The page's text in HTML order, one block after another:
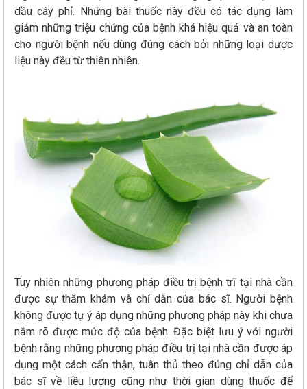
dầu cây phỉ. Những bài thuốc này đều có tác dụng làm
giảm những triệu chứng của bệnh khá hiệu quả và an toàn
cho người bệnh nếu dùng đúng cách bởi những loại dược
liệu này đều từ thiên nhiên.
Tuy nhiên những phương pháp điều trị bệnh trĩ tại nhà cần
được sự thăm khám và chỉ dẫn của bác sĩ. Người bệnh
không được tự ý áp dụng những phương pháp này khi chưa
nắm rõ được mức độ của bệnh. Đặc biệt lưu ý với người
bệnh rằng những phương pháp điều trị tại nhà cần được áp
dụng một cách cẩn thận, tuân thủ theo đúng chỉ dẫn của
bác sĩ về liều lượng cũng như thời gian dùng thuốc để